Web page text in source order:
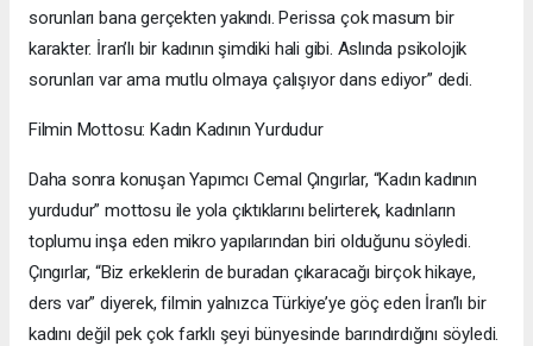
sorunları bana gerçekten yakındı. Perissa çok masum bir
karakter. İran’lı bir kadının şimdiki hali gibi. Aslında psikolojik
sorunları var ama mutlu olmaya çalışıyor dans ediyor” dedi.
Filmin Mottosu: Kadın Kadının Yurdudur
Daha sonra konuşan Yapımcı Cemal Çıngırlar, “Kadın kadının
yurdudur” mottosu ile yola çıktıklarını belirterek, kadınların
toplumu inşa eden mikro yapılarından biri olduğunu söyledi.
Çıngırlar, “Biz erkeklerin de buradan çıkaracağı birçok hikaye,
ders var” diyerek, filmin yalnızca Türkiye’ye göç eden İran’lı bir
kadını değil pek çok farklı şeyi bünyesinde barındırdığını söyledi.